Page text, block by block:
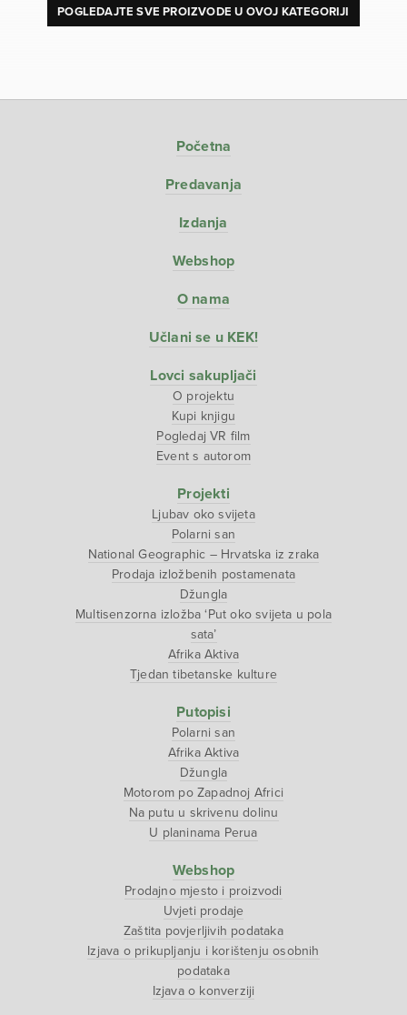
POGLEDAJTE SVE PROIZVODE U OVOJ KATEGORIJI
Početna
Predavanja
Izdanja
Webshop
O nama
Učlani se u KEK!
Lovci sakupljači
O projektu
Kupi knjigu
Pogledaj VR film
Event s autorom
Projekti
Ljubav oko svijeta
Polarni san
National Geographic – Hrvatska iz zraka
Prodaja izložbenih postamenata
Džungla
Multisenzorna izložba ‘Put oko svijeta u pola
sata’
Afrika Aktiva
Tjedan tibetanske kulture
Putopisi
Polarni san
Afrika Aktiva
Džungla
Motorom po Zapadnoj Africi
Na putu u skrivenu dolinu
U planinama Perua
Webshop
Prodajno mjesto i proizvodi
Uvjeti prodaje
Zaštita povjerljivih podataka
Izjava o prikupljanju i korištenju osobnih
podataka
Izjava o konverziji